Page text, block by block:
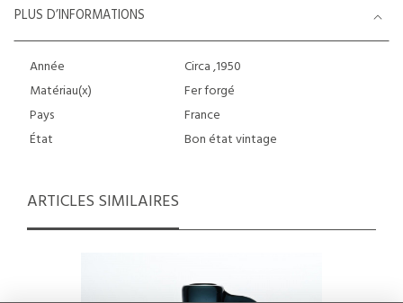
PLUS D’INFORMATIONS
Année
Circa ,1950
Matériau(x)
Fer forgé
Pays
France
État
Bon état vintage
ARTICLES SIMILAIRES